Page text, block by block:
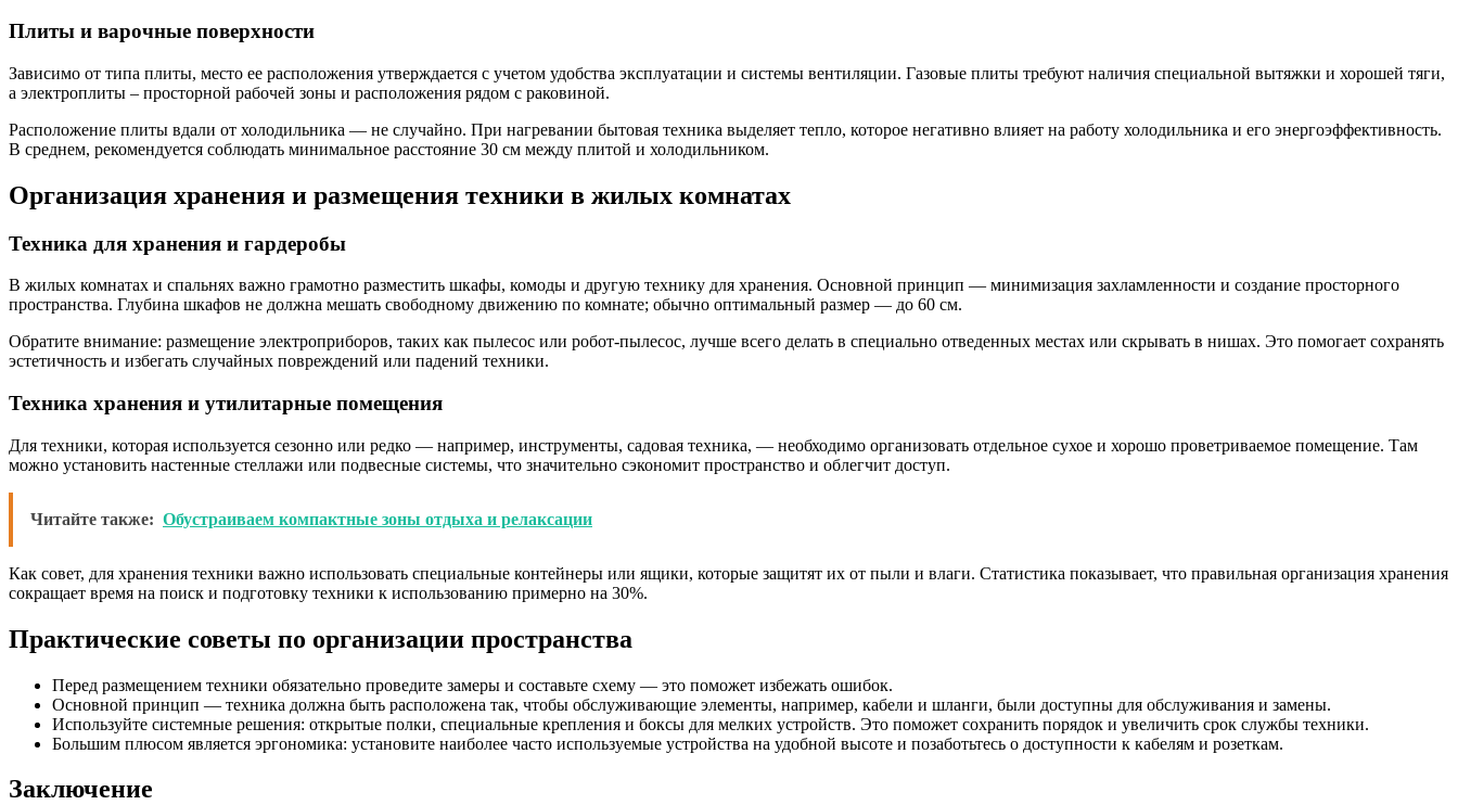
Плиты и варочные поверхности
Зависимо от типа плиты, место ее расположения утверждается с учетом удобства эксплуатации и системы вентиляции. Газовые плиты требуют наличия специальной вытяжки и хорошей тяги,
а электроплиты – просторной рабочей зоны и расположения рядом с раковиной.
Расположение плиты вдали от холодильника — не случайно. При нагревании бытовая техника выделяет тепло, которое негативно влияет на работу холодильника и его энергоэффективность.
В среднем, рекомендуется соблюдать минимальное расстояние 30 см между плитой и холодильником.
Организация хранения и размещения техники в жилых комнатах
Техника для хранения и гардеробы
В жилых комнатах и спальнях важно грамотно разместить шкафы, комоды и другую технику для хранения. Основной принцип — минимизация захламленности и создание просторного
пространства. Глубина шкафов не должна мешать свободному движению по комнате; обычно оптимальный размер — до 60 см.
Обратите внимание: размещение электроприборов, таких как пылесос или робот-пылесос, лучше всего делать в специально отведенных местах или скрывать в нишах. Это помогает сохранять
эстетичность и избегать случайных повреждений или падений техники.
Техника хранения и утилитарные помещения
Для техники, которая используется сезонно или редко — например, инструменты, садовая техника, — необходимо организовать отдельное сухое и хорошо проветриваемое помещение. Там
можно установить настенные стеллажи или подвесные системы, что значительно сэкономит пространство и облегчит доступ.
Читайте также: Обустраиваем компактные зоны отдыха и релаксации
Как совет, для хранения техники важно использовать специальные контейнеры или ящики, которые защитят их от пыли и влаги. Статистика показывает, что правильная организация хранения
сокращает время на поиск и подготовку техники к использованию примерно на 30%.
Практические советы по организации пространства
Перед размещением техники обязательно проведите замеры и составьте схему — это поможет избежать ошибок.
Основной принцип — техника должна быть расположена так, чтобы обслуживающие элементы, например, кабели и шланги, были доступны для обслуживания и замены.
Используйте системные решения: открытые полки, специальные крепления и боксы для мелких устройств. Это поможет сохранить порядок и увеличить срок службы техники.
Большим плюсом является эргономика: установите наиболее часто используемые устройства на удобной высоте и позаботьтесь о доступности к кабелям и розеткам.
Заключение